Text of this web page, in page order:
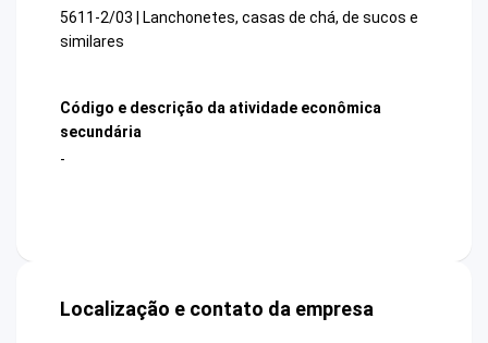
5611-2/03 | Lanchonetes, casas de chá, de sucos e
similares
Código e descrição da atividade econômica
secundária
-
Localização e contato da empresa